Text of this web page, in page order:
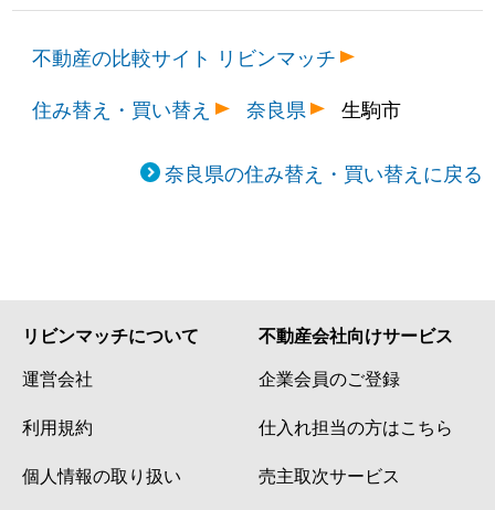
不動産の比較サイト リビンマッチ
住み替え・買い替え
奈良県 生駒市
奈良県の住み替え・買い替えに戻る
リビンマッチについて
運営会社
利用規約
個人情報の取り扱い
不動産会社向けサービス
企業会員のご登録
仕入れ担当の方はこちら
売主取次サービス